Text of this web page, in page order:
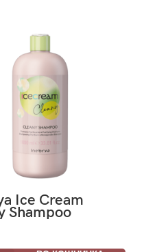
Ice Cream
Shampoo